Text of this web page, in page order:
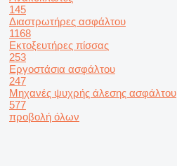
145
Διαστρωτήρες ασφάλτου
1168
Εκτοξευτήρες πίσσας
253
Εργοστάσια ασφάλτου
247
Μηχανές ψυχρής άλεσης ασφάλτου
577
προβολή όλων